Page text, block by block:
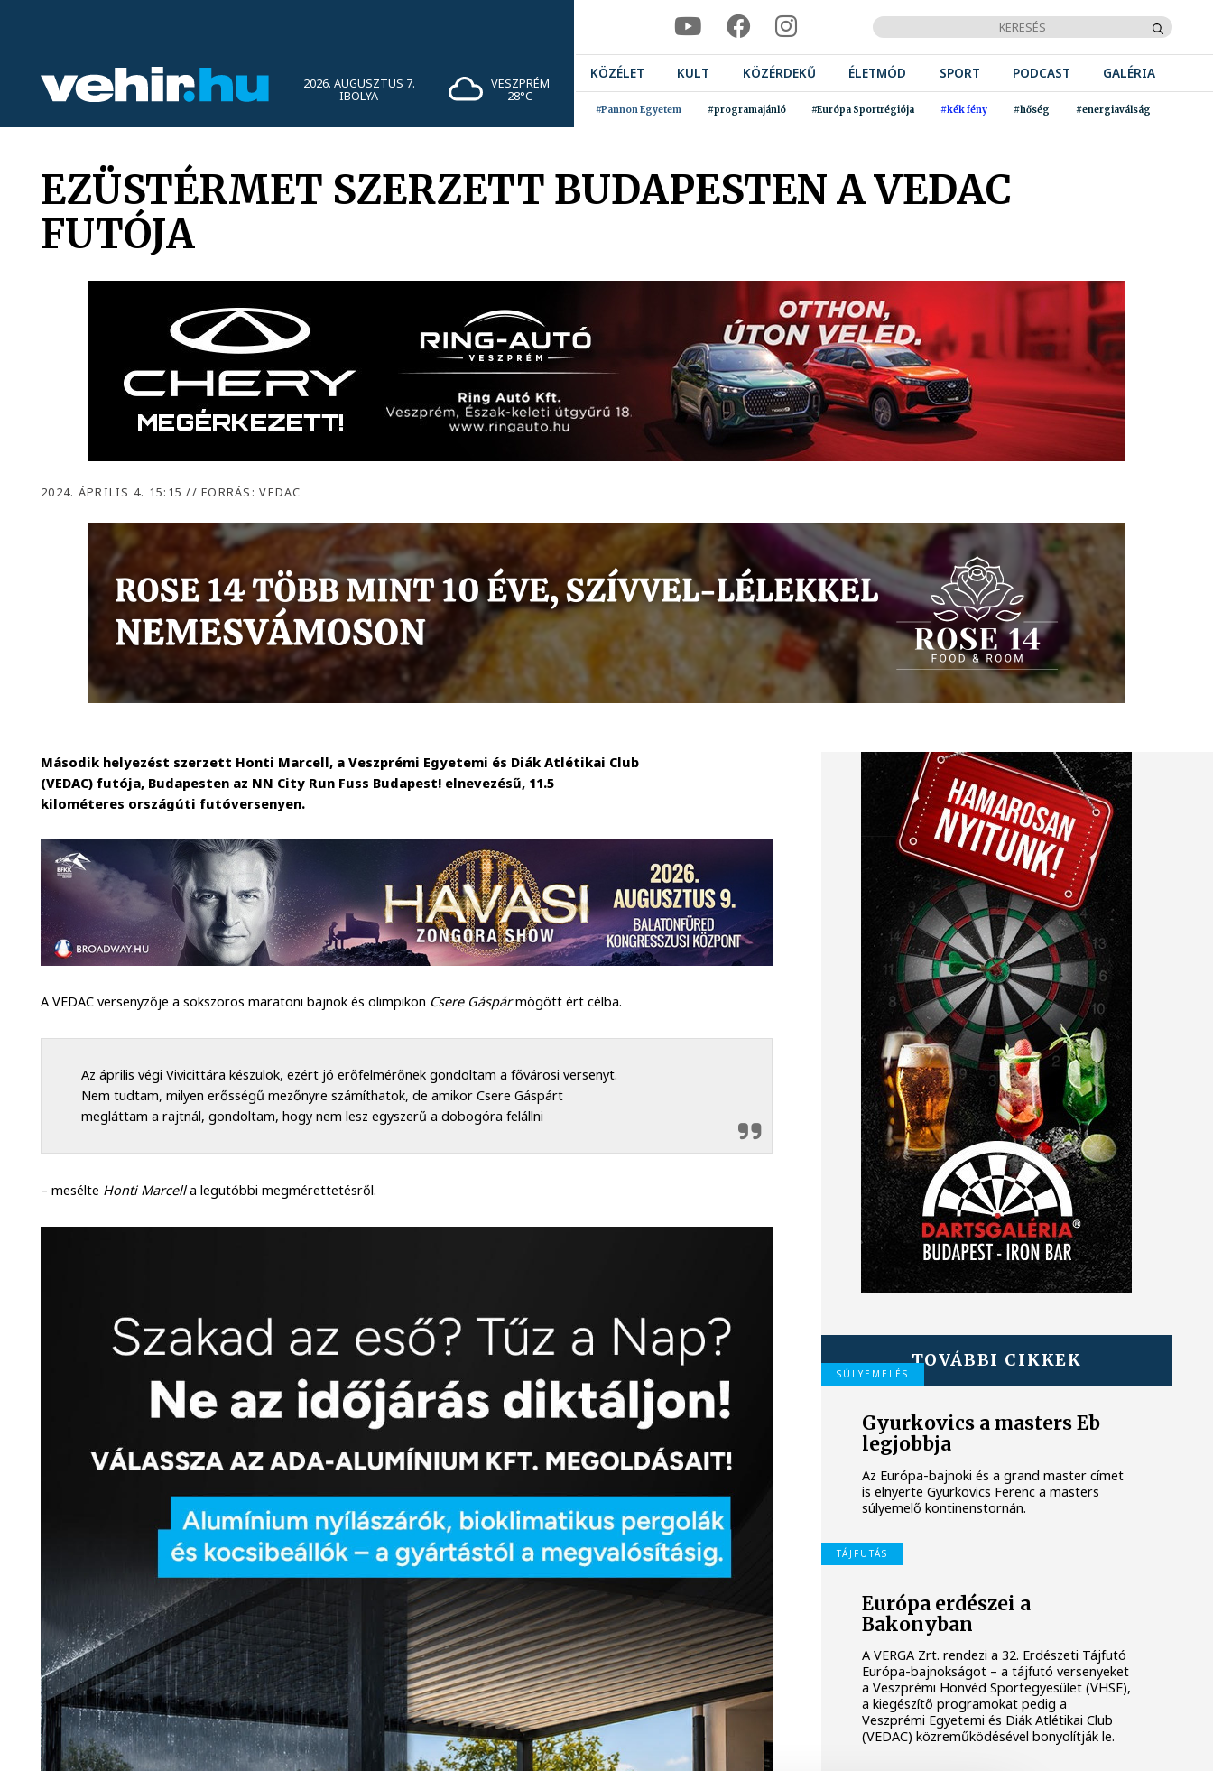
2026. AUGUSZTUS 7.
IBOLYA
VESZPRÉM
28°C
KÖZÉLET KULT KÖZÉRDEKŰ ÉLETMÓD SPORT PODCAST GALÉRIA
#Pannon Egyetem #programajánló #Európa Sportrégiója #kék fény #hőség #energiaválság
EZÜSTÉRMET SZERZETT BUDAPESTEN A VEDAC
FUTÓJA
2024. ÁPRILIS 4. 15:15// FORRÁS: VEDAC
Második helyezést szerzett Honti Marcell, a Veszprémi Egyetemi és Diák Atlétikai Club
(VEDAC) futója, Budapesten az NN City Run Fuss Budapest! elnevezésű, 11.5
kilométeres országúti futóversenyen.
A VEDAC versenyzője a sokszoros maratoni bajnok és olimpikon Csere Gáspármögött ért célba.
Az április végi Vivicittára készülök, ezért jó erőfelmérőnek gondoltam a fővárosi versenyt.
Nem tudtam, milyen erősségű mezőnyre számíthatok, de amikor Csere Gáspárt
megláttam a rajtnál, gondoltam, hogy nem lesz egyszerű a dobogóra felállni
– mesélte Honti Marcella legutóbbi megmérettetésről.
TOVÁBBI CIKKEK
SÚLYEMELÉS
Gyurkovics a masters Eb
legjobbja
Az Európa-bajnoki és a grand master címet
is elnyerte Gyurkovics Ferenc a masters
súlyemelő kontinenstornán.
TÁJFUTÁS
Európa erdészei a
Bakonyban
A VERGA Zrt. rendezi a 32. Erdészeti Tájfutó
Európa-bajnokságot – a tájfutó versenyeket
a Veszprémi Honvéd Sportegyesület (VHSE),
a kiegészítő programokat pedig a
Veszprémi Egyetemi és Diák Atlétikai Club
(VEDAC) közreműködésével bonyolítják le.